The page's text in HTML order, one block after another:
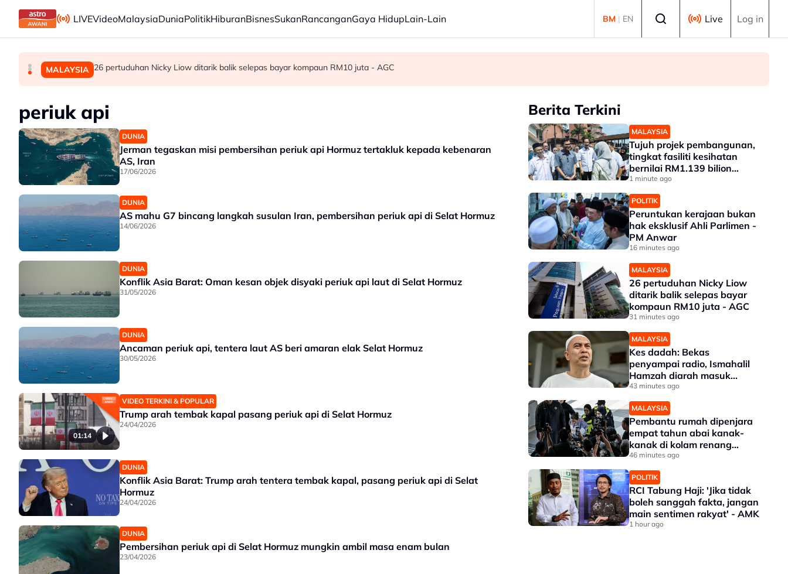
Skip to main content
LIVEVideoMalaysiaDuniaPolitikHiburanBisnesSukanRancanganGaya HidupLain-Lain BM | EN Live Log in
MALAYSIA Tujuh projek pembangunan, tingkat fasiliti kesihatan bernilai RM1.139 bilion dilaksana di HSA
POLITIK Peruntukan kerajaan bukan hak eksklusif Ahli Parlimen - PM Anwar
MALAYSIA 26 pertuduhan Nicky Liow ditarik balik selepas bayar kompaun RM10 juta - AGC
periuk api
DUNIA
Jerman tegaskan misi pembersihan periuk api Hormuz tertakluk kepada kebenaran
AS, Iran
17/06/2026
DUNIA
AS mahu G7 bincang langkah susulan Iran, pembersihan periuk api di Selat Hormuz
14/06/2026
DUNIA
Konflik Asia Barat: Oman kesan objek disyaki periuk api laut di Selat Hormuz
31/05/2026
DUNIA
Ancaman periuk api, tentera laut AS beri amaran elak Selat Hormuz
30/05/2026
01:14
VIDEO TERKINI & POPULAR
Trump arah tembak kapal pasang periuk api di Selat Hormuz
24/04/2026
DUNIA
Konflik Asia Barat: Trump arah tentera tembak kapal, pasang periuk api di Selat
Hormuz
24/04/2026
DUNIA
Pembersihan periuk api di Selat Hormuz mungkin ambil masa enam bulan
23/04/2026
Berita Terkini
MALAYSIA
Tujuh projek pembangunan,
tingkat fasiliti kesihatan
bernilai RM1.139 bilion
dilaksana di HSA
1 minute ago
POLITIK
Peruntukan kerajaan bukan
hak eksklusif Ahli Parlimen -
PM Anwar
16 minutes ago
MALAYSIA
26 pertuduhan Nicky Liow
ditarik balik selepas bayar
kompaun RM10 juta - AGC
31 minutes ago
MALAYSIA
Kes dadah: Bekas
penyampai radio, Ismahalil
Hamzah diarah masuk
penjara hari ini
43 minutes ago
MALAYSIA
Pembantu rumah dipenjara
empat tahun abai kanak-
kanak di kolam renang
hingga lemas
46 minutes ago
POLITIK
RCI Tabung Haji: 'Jika tidak
boleh sanggah fakta, jangan
main sentimen rakyat' - AMK
1 hour ago